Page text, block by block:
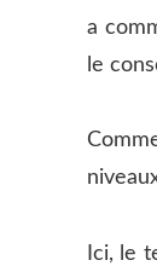
a
le
Ici, le